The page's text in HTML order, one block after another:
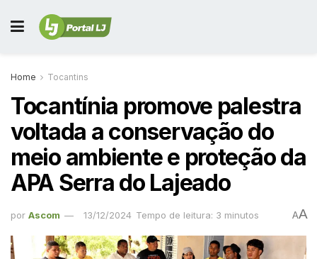
Home Tocantins
Tocantínia promove palestra
voltada a conservação do
meio ambiente e proteção da
APA Serra do Lajeado
por Ascom 13/12/2024 Tempo de leitura: 3 minutos AA